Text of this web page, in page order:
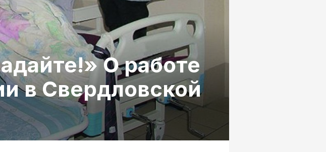
О работе
в Свердловской